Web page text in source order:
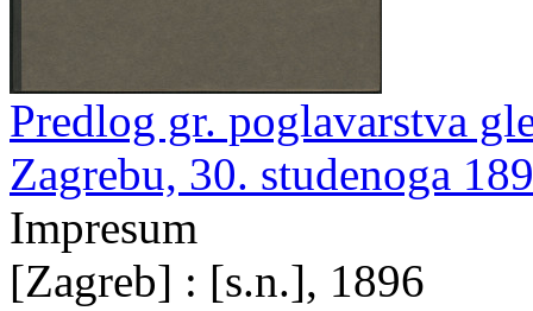
Predlog gr. poglavarstva
Zagrebu, 30. studenoga
Impresum
[Zagreb] : [s.n.], 1896